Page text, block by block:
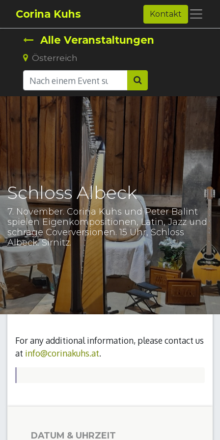
Corina Kuhs Kontakt
Alle Veranstaltungen
Österreich
Schloss Albeck
7. November. Corina Kuhs und Peter Balint
spielen Eigenkompositionen, Latin, Jazz und
schräge Coverversionen. 15 Uhr, Schloss
Albeck. Sirnitz.
For any additional information, please contact us
at info@corinakuhs.at.
DATUM & UHRZEIT